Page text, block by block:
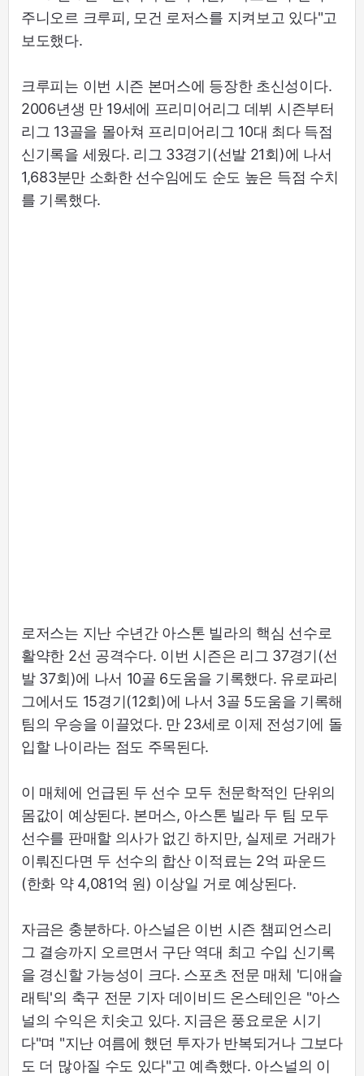
주니오르 크루피, 모건 로저스를 지켜보고 있다"고
보도했다.
크루피는 이번 시즌 본머스에 등장한 초신성이다.
2006년생 만 19세에 프리미어리그 데뷔 시즌부터
리그 13골을 몰아쳐 프리미어리그 10대 최다 득점
신기록을 세웠다. 리그 33경기(선발 21회)에 나서
1,683분만 소화한 선수임에도 순도 높은 득점 수치
를 기록했다.
로저스는 지난 수년간 아스톤 빌라의 핵심 선수로
활약한 2선 공격수다. 이번 시즌은 리그 37경기(선
발 37회)에 나서 10골 6도움을 기록했다. 유로파리
그에서도 15경기(12회)에 나서 3골 5도움을 기록해
팀의 우승을 이끌었다. 만 23세로 이제 전성기에 돌
입할 나이라는 점도 주목된다.
이 매체에 언급된 두 선수 모두 천문학적인 단위의
몸값이 예상된다. 본머스, 아스톤 빌라 두 팀 모두
선수를 판매할 의사가 없긴 하지만, 실제로 거래가
이뤄진다면 두 선수의 합산 이적료는 2억 파운드
(한화 약 4,081억 원) 이상일 거로 예상된다.
자금은 충분하다. 아스널은 이번 시즌 챔피언스리
그 결승까지 오르면서 구단 역대 최고 수입 신기록
을 경신할 가능성이 크다. 스포츠 전문 매체 '디애슬
래틱'의 축구 전문 기자 데이비드 온스테인은 "아스
널의 수익은 치솟고 있다. 지금은 풍요로운 시기
다"며 "지난 여름에 했던 투자가 반복되거나 그보다
도 더 많아질 수도 있다"고 예측했다. 아스널의 이